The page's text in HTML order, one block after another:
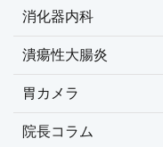
消化器内科
潰瘍性大腸炎
胃カメラ
院長コラム